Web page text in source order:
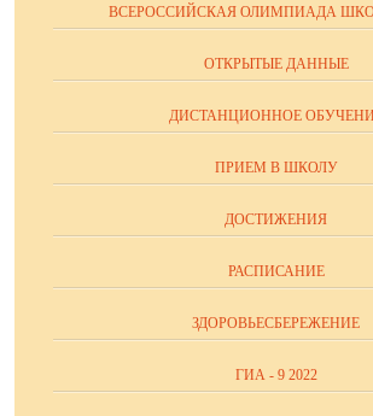
ВСЕРОССИЙСКАЯ ОЛИМПИАДА
ОТКРЫТЫЕ ДАННЫЕ
ДИСТАНЦИОННОЕ
ПРИЕМ В ШКОЛУ
ДОСТИЖЕНИЯ
РАСПИСАНИЕ
ЗДОРОВЬЕСБЕРЕЖЕНИЕ
ГИА - 9 2022